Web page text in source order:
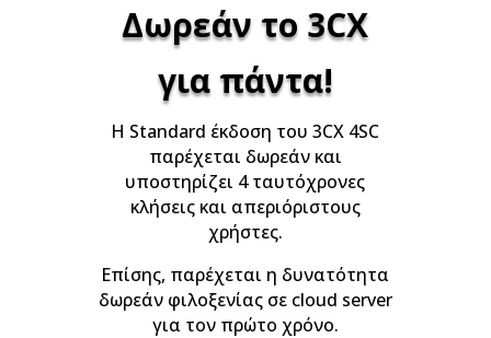
Δωρεάν το 3CX
για πάντα!
Η Standard έκδοση του 3CX 4SC
παρέχεται δωρεάν και
υποστηρίζει 4 ταυτόχρονες
κλήσεις και απεριόριστους
χρήστες.
Επίσης, παρέχεται η δυνατότητα
δωρεάν φιλοξενίας σε cloud server
για τον πρώτο χρόνο.